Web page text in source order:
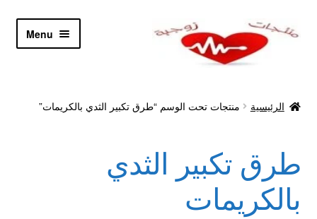
Skip
Skip
Menu
أدوية تكبير و تضخيم العضو
اتصل بنا
الرئيسية منتجات تحت الوسم “طرق تكبير الثدي بالكريمات”
طرق تكبير الثدي
بالكريمات